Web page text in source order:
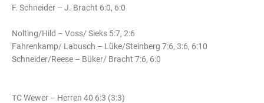
F. Schneider – J. Bracht 6:0, 6:0
Nolting/Hild – Voss/ Sieks 5:7, 2:6
Fahrenkamp/ Labusch – Lüke/Steinberg 7:6, 3:6, 6:10
Schneider/Reese – Büker/ Bracht 7:6, 6:0
TC Wewer – Herren 40 6:3 (3:3)